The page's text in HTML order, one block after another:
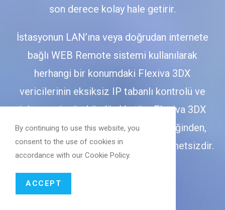
son derece kolay hale getirir.
İstasyonun LAN’ına veya doğrudan internete
bağlı WEB Remote sistemi kullanılarak
herhangi bir konumdaki Flexiva 3DX
vericilerinin eksiksiz IP tabanlı kontrolü ve
izlenmesi mümkündür. Ve tüm Flexiva 3DX
vericileri dijital olarak modüle edildiğinden,
DRM™ veya HD Radio™’ya geçiş zahmetsizdir.
By continuing to use this website, you
consent to the use of cookies in
accordance with our Cookie Policy.
ACCEPT